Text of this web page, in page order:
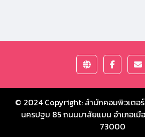
© 2024 Copyright: สำนักคอมพิวเตอ
นครปฐม 85 ถนนมาลัยแมน อำเภอเ
73000